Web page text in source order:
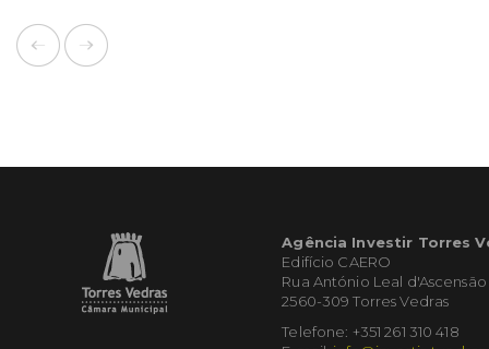
Agência Investir Torres
Edifício CAERO
Rua António Leal d'Ascensão
2560-309 Torres Vedras
Telefone: +351 261 310 418